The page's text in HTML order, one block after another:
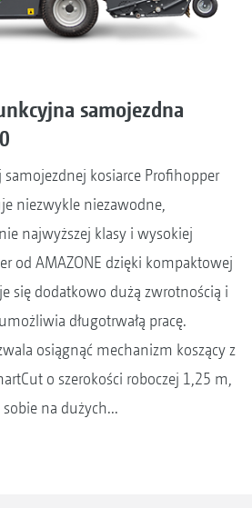
samojezdna
kosiarce Profihopper
niezwykle niezawodne,
najwyższej klasy i wysokiej
od AMAZONE dzięki kompaktowej
się dodatkowo dużą zwrotnością i
długotrwałą pracę.
osiągnąć mechanizm koszący z
o szerokości roboczej 1,25 m,
na dużych...